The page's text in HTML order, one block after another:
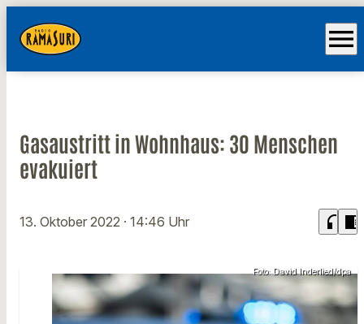
menu
Gasaustritt in Wohnhaus: 30 Menschen
evakuiert
13. Oktober 2022 · 14:46 Uhr headphones chrome_reader_mode
Foto: David Inderlied/dpa